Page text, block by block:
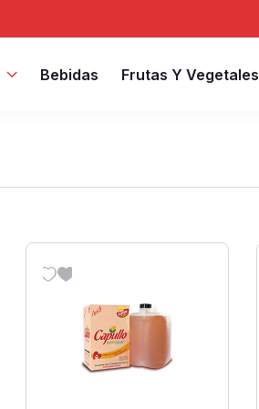
Bebidas Frutas Y Vegetales